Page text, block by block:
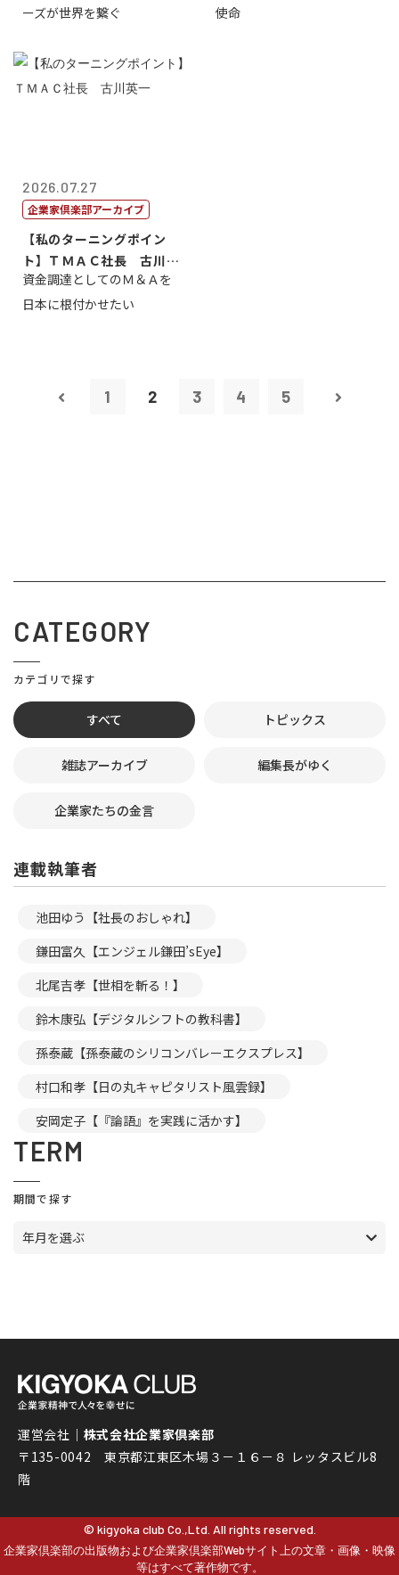
ーズが世界を繋ぐ
使命
2026.07.27
企業家倶楽部アーカイブ
【私のターニングポイン
ト】ＴＭＡＣ社長 古川英
一
資金調達としてのＭ＆Ａを
日本に根付かせたい
1 2 3 4 5
CATEGORY
カテゴリで探す
すべて トピックス
雑誌アーカイブ 編集長がゆく
企業家たちの金言
連載執筆者
池田ゆう【社長のおしゃれ】
鎌田富久【エンジェル鎌田’sEye】
北尾吉孝【世相を斬る！】
鈴木康弘【デジタルシフトの教科書】
孫泰蔵【孫泰蔵のシリコンバレーエクスプレス】
村口和孝【日の丸キャピタリスト風雲録】
安岡定子【『論語』を実践に活かす】
TERM
期間で探す
年月を選ぶ
運営会社｜ 株式会社企業家倶楽部
〒135-0042 東京都江東区木場３－１６－８ レッタスビル8
階
© kigyoka club Co.,Ltd. All rights reserved.
企業家倶楽部の出版物および企業家倶楽部Webサイト上の文章・画像・映像
等はすべて著作物です。